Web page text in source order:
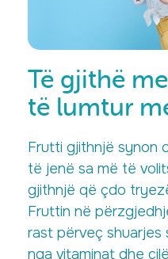
Të gjithë
të lumtur
Frutti gjithnjë synon
të jenë sa më të
gjithnjë që çdo
Fruttin në
rast përveç
nga vitaminat dhe